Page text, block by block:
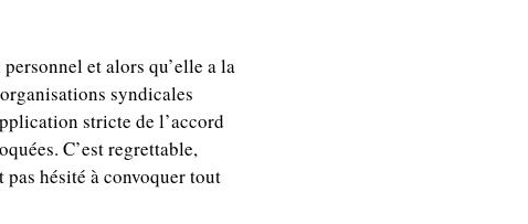
et alors qu’elle a la
syndicales
stricte de l’accord
C’est regrettable,
pas hésité à convoquer tout